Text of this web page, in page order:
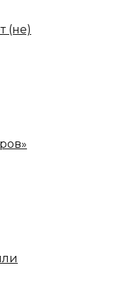
(не)